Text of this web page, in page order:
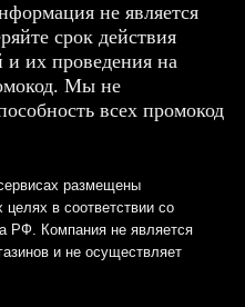
не является
срок действия
и их проведения на
Мы не
всех промокод
размещены
в соответствии со
РФ. Компания не является
и не осуществляет